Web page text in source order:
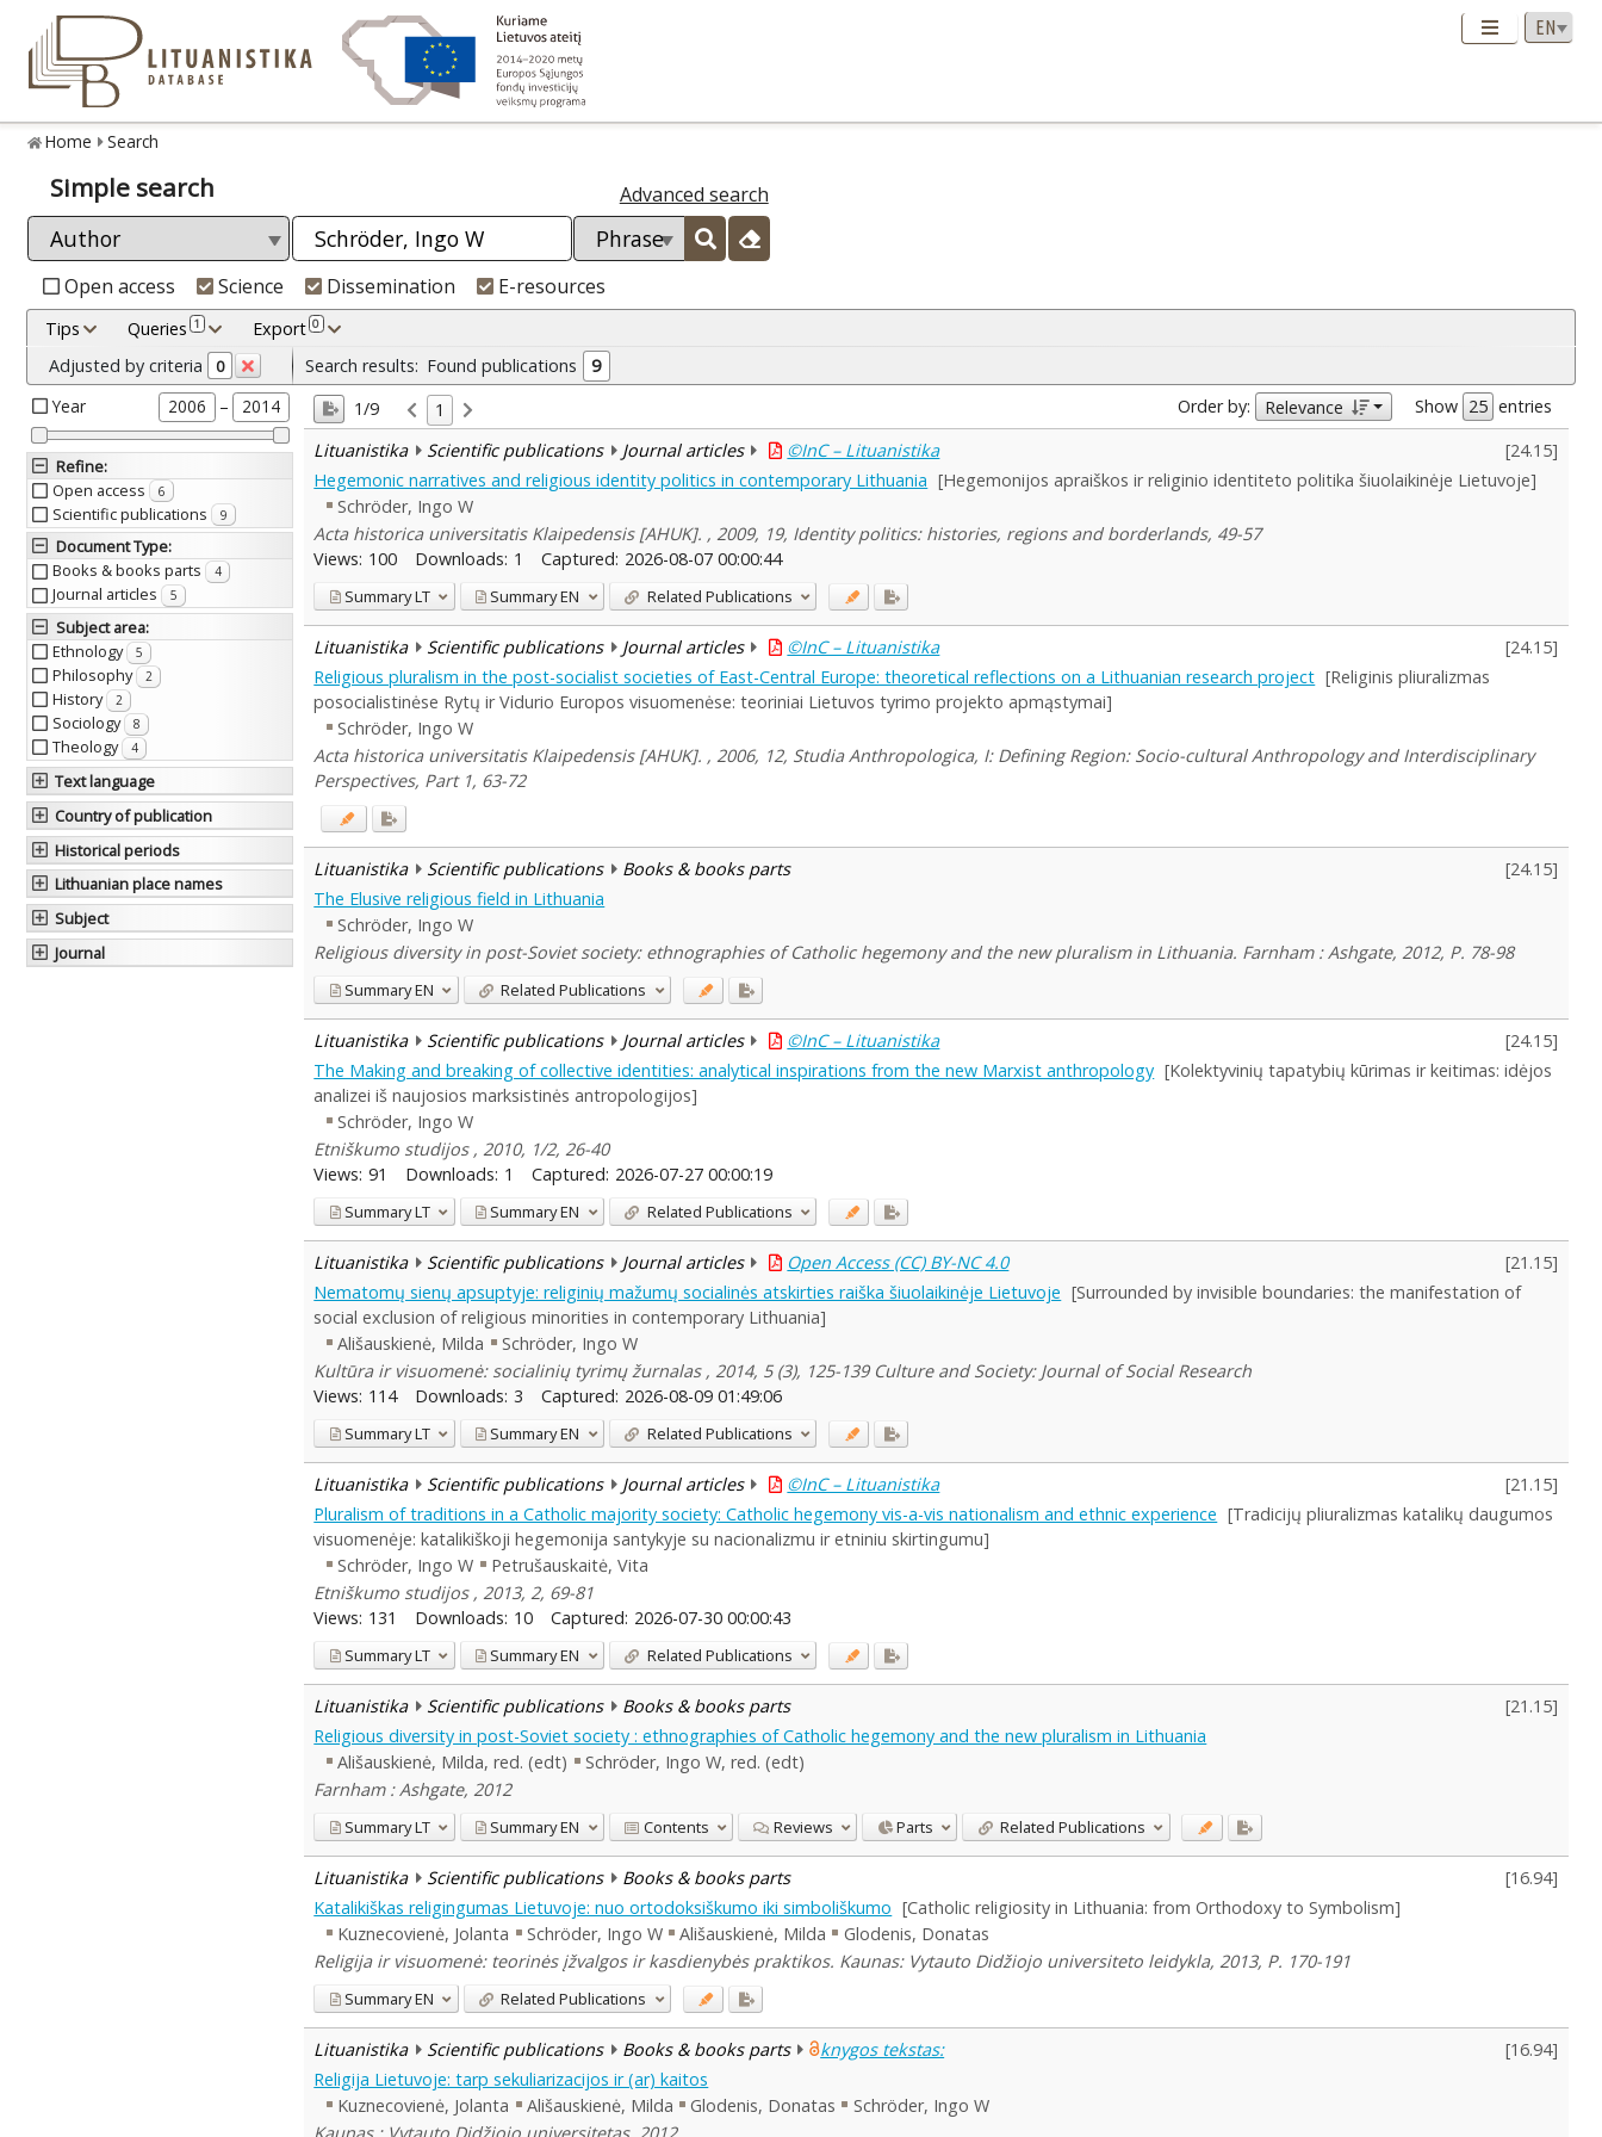
Home Search
Simple search Advanced search
Open access Science Dissemination E-resources
Tips Queries 1 Export 0
Adjusted by criteria 0
Year 2006 – 2014
Refine:
Open access
6
Scientific publications 9
Document Type:
Books & books parts
4
Journal articles 5
Subject area:
Ethnology
5
Philosophy 2
History 2
Sociology 8
Theology 4
Text language
Country of publication
Historical periods
Lithuanian place names
Subject
Journal
Search results: Found publications
9
1/9
1 Order by: Relevance Show
entries
Lituanistika
Scientific publications Journal articles ©InC – Lituanistika [24.15]
Hegemonic narratives and religious identity politics in contemporary Lithuania [Hegemonijos apraiškos ir religinio identiteto politika šiuolaikinėje Lietuvoje]
Schröder, Ingo W
Acta historica universitatis Klaipedensis [AHUK]. , 2009, 19, Identity politics: histories, regions and borderlands, 49-57
Views: 100 Downloads: 1 Captured: 2026-08-07 00:00:44
SummaryLT SummaryEN Related Publications
Lituanistika Scientific publications Journal articles ©InC – Lituanistika [24.15]
Religious pluralism in the post-socialist societies of East-Central Europe: theoretical reflections on a Lithuanian research project [Religinis pliuralizmas
posocialistinėse Rytų ir Vidurio Europos visuomenėse: teoriniai Lietuvos tyrimo projekto apmąstymai]
Schröder, Ingo W
Acta historica universitatis Klaipedensis [AHUK]. , 2006, 12, Studia Anthropologica, I: Defining Region: Socio-cultural Anthropology and Interdisciplinary
Perspectives, Part 1, 63-72
Lituanistika Scientific publications Books & books parts [24.15]
The Elusive religious field in Lithuania
Schröder, Ingo W
Religious diversity in post-Soviet society: ethnographies of Catholic hegemony and the new pluralism in Lithuania. Farnham : Ashgate, 2012, P. 78-98
SummaryEN Related Publications
Lituanistika Scientific publications Journal articles ©InC – Lituanistika [24.15]
The Making and breaking of collective identities: analytical inspirations from the new Marxist anthropology [Kolektyvinių tapatybių kūrimas ir keitimas: idėjos
analizei iš naujosios marksistinės antropologijos]
Schröder, Ingo W
Etniškumo studijos , 2010, 1/2, 26-40
Views: 91 Downloads: 1 Captured: 2026-07-27 00:00:19
SummaryLT SummaryEN Related Publications
Lituanistika Scientific publications Journal articles Open Access (CC) BY-NC 4.0 [21.15]
Nematomų sienų apsuptyje: religinių mažumų socialinės atskirties raiška šiuolaikinėje Lietuvoje [Surrounded by invisible boundaries: the manifestation of
social exclusion of religious minorities in contemporary Lithuania]
Ališauskienė, Milda
Schröder, Ingo W
Kultūra ir visuomenė: socialinių tyrimų žurnalas , 2014, 5 (3), 125-139 Culture and Society: Journal of Social Research
Views: 114 Downloads: 3 Captured: 2026-08-09 01:49:06
SummaryLT SummaryEN Related Publications
Lituanistika Scientific publications Journal articles ©InC – Lituanistika [21.15]
Pluralism of traditions in a Catholic majority society: Catholic hegemony vis-a-vis nationalism and ethnic experience [Tradicijų pliuralizmas katalikų daugumos
visuomenėje: katalikiškoji hegemonija santykyje su nacionalizmu ir etniniu skirtingumu]
Schröder, Ingo W
Petrušauskaitė, Vita
Etniškumo studijos , 2013, 2, 69-81
Views: 131 Downloads: 10 Captured: 2026-07-30 00:00:43
SummaryLT SummaryEN Related Publications
Lituanistika Scientific publications Books & books parts [21.15]
Religious diversity in post-Soviet society : ethnographies of Catholic hegemony and the new pluralism in Lithuania
Ališauskienė, Milda, red. (edt)
Schröder, Ingo W, red. (edt)
Farnham : Ashgate, 2012
SummaryLT SummaryEN Contents Reviews Parts Related Publications
Lituanistika Scientific publications Books & books parts [16.94]
Katalikiškas religingumas Lietuvoje: nuo ortodoksiškumo iki simboliškumo [Catholic religiosity in Lithuania: from Orthodoxy to Symbolism]
Kuznecovienė, Jolanta
Schröder, Ingo W Ališauskienė, Milda
Glodenis, Donatas
Religija ir visuomenė: teorinės įžvalgos ir kasdienybės praktikos. Kaunas: Vytauto Didžiojo universiteto leidykla, 2013, P. 170-191
SummaryEN Related Publications
Lituanistika Scientific publications Books & books parts knygos tekstas: [16.94]
Religija Lietuvoje: tarp sekuliarizacijos ir (ar) kaitos
Kuznecovienė, Jolanta
Ališauskienė, Milda Glodenis, Donatas
Schröder, Ingo W
Kaunas : Vytauto Didžiojo universitetas, 2012